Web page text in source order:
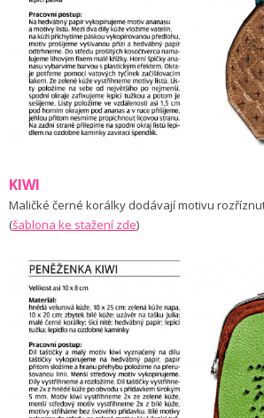
KIWI
Maličké černé korálky dodávají motivu
(šablona ke stažení zde)